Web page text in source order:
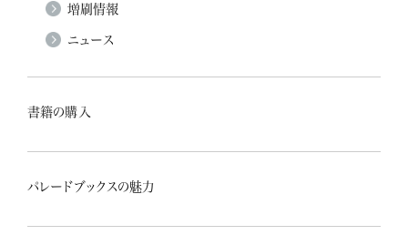
増刷情報
ニュース
書籍の購入
パレードブックスの魅力